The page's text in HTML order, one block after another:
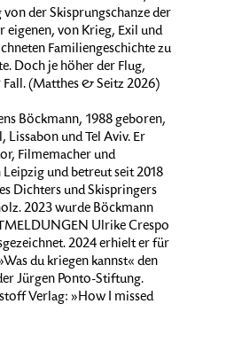
der Skisprungschanze der
eigenen, von Krieg, Exil und
Familiengeschichte zu
Doch je höher der Flug,
(Matthes & Seitz 2026)
Böckmann, 1988 geboren,
Lissabon und Tel Aviv. Er
Filmemacher und
Leipzig und betreut seit 2018
Dichters und Skispringers
2023 wurde Böckmann
Ulrike Crespo
2024 erhielt er für
du kriegen kannst« den
Jürgen Ponto-Stiftung.
Verlag: »How I missed